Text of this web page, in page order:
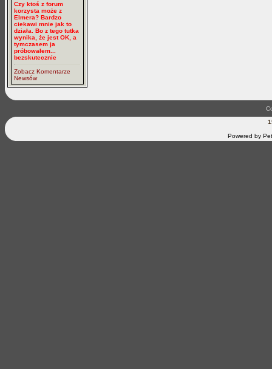
Czy ktoś z forum
korzysta może z
Elmera? Bardzo
ciekawi mnie jak to
działa. Bo z tego tutka
wynika, że jest OK, a
tymczasem ja
próbowałem...
bezskutecznie
Zobacz Komentarze
Newsów
Powered by